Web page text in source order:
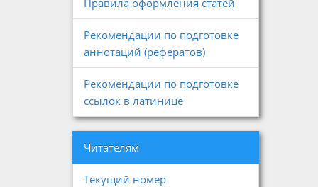
Правила оформления статей
Рекомендации по подготовке
аннотаций (рефератов)
Рекомендации по подготовке
ссылок в латинице
Читателям
Текущий номер